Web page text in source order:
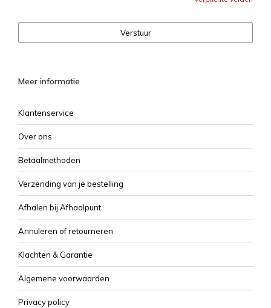
Verstuur
Meer informatie
Klantenservice
Over ons
Betaalmethoden
Verzending van je bestelling
Afhalen bij Afhaalpunt
Annuleren of retourneren
Klachten & Garantie
Algemene voorwaarden
Privacy policy